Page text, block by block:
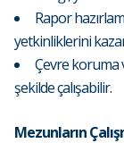
Rapor
yetkinliklerini
Çevre koruma
şekilde çalışabilir.
Mezunların